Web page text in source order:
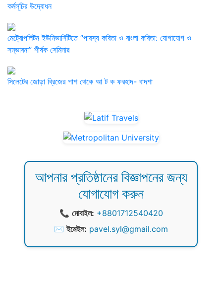
কর্মসূচির উদ্বোধন
মেট্রোপলিটন ইউনিভার্সিটিতে “পারস্য কবিতা ও বাংলা কবিতা: যোগাযোগ ও
সম্ভাবনা” শীর্ষক সেমিনার
সিলেটের জোড়া ব্রিজের পাশ থেকে আ ট ক ফরহাদ- বাদশা
আপনার প্রতিষ্ঠানের বিজ্ঞাপনের জন্য
যোগাযোগ করুন
📞 মোবাইল: +8801712540420
✉️ইমেইল: pavel.syl@gmail.com